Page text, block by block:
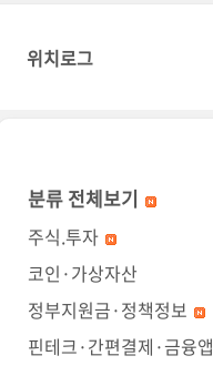
위치로그
분류 전체보기
주식.투자
코인·가상자산
정부지원금·정책정보
핀테크·간편결제·금융앱